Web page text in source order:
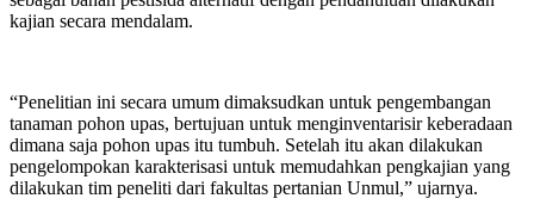
kajian secara mendalam.
“Penelitian ini secara umum dimaksudkan untuk pengembangan
tanaman pohon upas, bertujuan untuk menginventarisir keberadaan
dimana saja pohon upas itu tumbuh. Setelah itu akan dilakukan
pengelompokan karakterisasi untuk memudahkan pengkajian yang
dilakukan tim peneliti dari fakultas pertanian Unmul,” ujarnya.